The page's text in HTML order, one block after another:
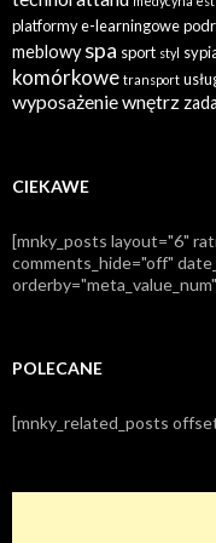
platformy e-learningowe
meblowy spa sport styl
komórkowe transport
wyposażenie wnętrz
CIEKAWE
[mnky_posts layout="6"
comments_hide="off"
POLECANE
[mnky_related_posts